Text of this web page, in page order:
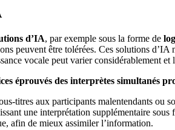
d’IA, par exemple sous la forme de
peuvent être tolérées. Ces solutions
vocale peut varier considérablement
éprouvés des interprètes simultanés
titres aux participants malentendants ou
une interprétation supplémentaire sous
afin de mieux assimiler l’information.